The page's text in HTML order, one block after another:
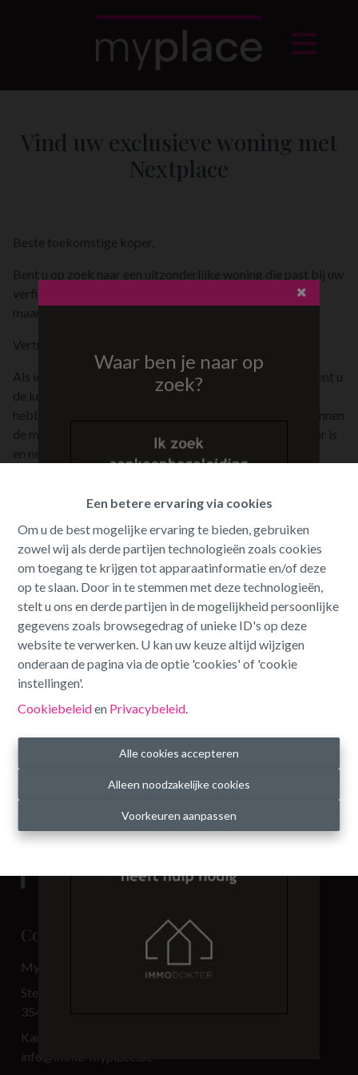
Een betere ervaring via cookies
Om u de best mogelijke ervaring te bieden, gebruiken
zowel wij als derde partijen technologieën zoals cookies
om toegang te krijgen tot apparaatinformatie en/of deze
op te slaan. Door in te stemmen met deze technologieën,
stelt u ons en derde partijen in de mogelijkheid persoonlijke
gegevens zoals browsegedrag of unieke ID's op deze
website te verwerken. U kan uw keuze altijd wijzigen
onderaan de pagina via de optie 'cookies' of 'cookie
instellingen'.
Cookiebeleiden Privacybeleid
Alle cookies accepteren
Alleen noodzakelijke cookies
Voorkeuren aanpassen
Vind uw exclusieve woning met
Nextplace
Beste toekomstige koper,
Bent u op zoek naar een uitzonderlijke woning die past bij uw
verfijnde smaak en levensstijl? U weet precies wat u wilt,
maar hebt die unieke parel nog niet gevonden?
Vertrouw op de expertise van de
Als iemand met kapitaal en een oog voor kwaliteit, verdient u
de luxe van een zorgeloze zoektocht. Onze woonjagers
hebben toegang tot de meest exclusieve woningen en kennen
de markt door en door. Wij begrijpen dat uw tijd kostbaar is
en nemen u alle zorgen uit handen.
overtreffen en u te begeleiden naar een woning die perfect
aansluit bij uw wensen en levensstijl.
Laat ons uw partner zijn in deze belangrijke zoektocht.
Met vriendelijke groet,
Het team van Nextplace
Contact
My Place BV
Steenweg 3.501
3540 Herk-de-Stad
Kantoor: 013 33 69 00
info@immo-myplace.be
Waar ben je naar op
zoek?